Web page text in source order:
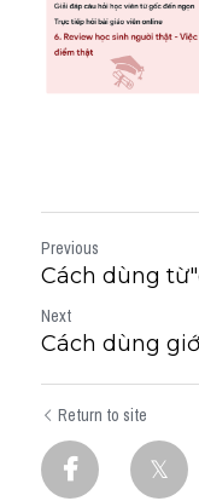
Previous
Cách dùng
Next
Cách dùng
Return to site